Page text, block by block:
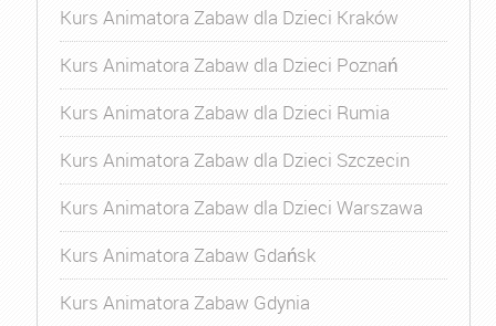
Kurs Animatora Zabaw dla Dzieci Kraków
Kurs Animatora Zabaw dla Dzieci Poznań
Kurs Animatora Zabaw dla Dzieci Rumia
Kurs Animatora Zabaw dla Dzieci Szczecin
Kurs Animatora Zabaw dla Dzieci Warszawa
Kurs Animatora Zabaw Gdańsk
Kurs Animatora Zabaw Gdynia